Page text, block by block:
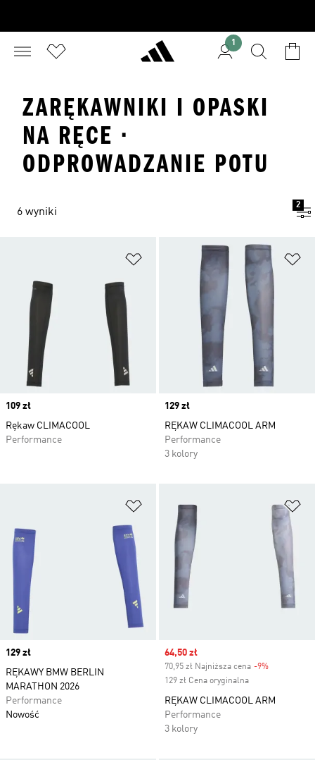
1
ZARĘKAWNIKI I OPASKI
NA RĘCE ·
ODPROWADZANIE POTU
6 wyniki
2
Dodaj do listy życzeń
Price
109 zł
Rękaw CLIMACOOL
Performance
Price
129 zł
RĘKAW CLIMACOOL ARM
Performance
3 kolory
Dodaj do listy życzeń
Price
129 zł
RĘKAWY BMW BERLIN
MARATHON 2026
Performance
Nowość
Sale price
64,50 zł
70,95 zł Najniższa cena -9%
129 zł Cena oryginalna
RĘKAW CLIMACOOL ARM
Performance
3 kolory